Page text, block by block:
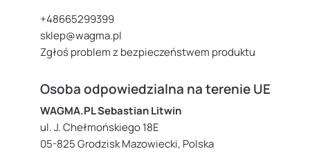
+48665299399
sklep@wagma.pl
Zgłoś problem z bezpieczeństwem produktu
Osoba odpowiedzialna na terenie UE
WAGMA.PL Sebastian Litwin
ul. J. Chełmońskiego 18E
05-825 Grodzisk Mazowiecki, Polska